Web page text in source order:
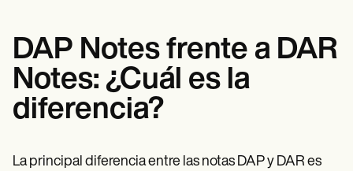
DAP Notes frente a DAR
Notes: ¿Cuál es la
diferencia?
La principal diferencia entre las notas DAP y DAR es